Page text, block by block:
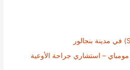
مومباي – استشاري جراحة الأوعية